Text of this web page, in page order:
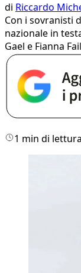
di Riccardo
Con i sovranisti
nazionale in
Gael e Fianna
1 min di lettura